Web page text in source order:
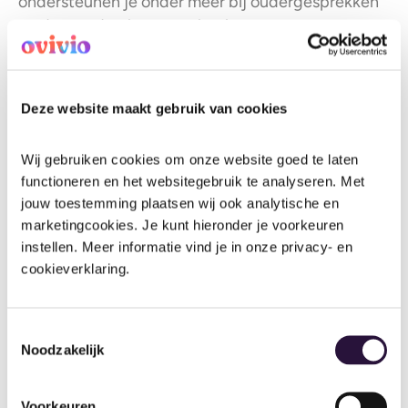
Deze website maakt gebruik van cookies
Wij gebruiken cookies om onze website goed te laten
functioneren en het websitegebruik te analyseren. Met
jouw toestemming plaatsen wij ook analytische en
marketingcookies. Je kunt hieronder je voorkeuren
instellen. Meer informatie vind je in onze privacy- en
cookieverklaring.
Noodzakelijk
en de overdracht naar school.